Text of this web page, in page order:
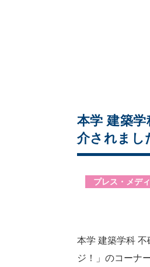
本学 建築
介されまし
プレス・メデ
本学 建築学科
ジ！」のコーナ